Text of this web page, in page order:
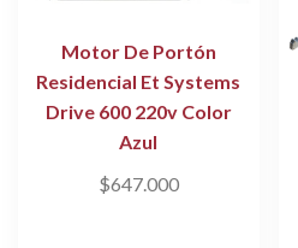
Motor De Portón
Residencial Et Systems
Drive 600 220v Color
Azul
$647.000